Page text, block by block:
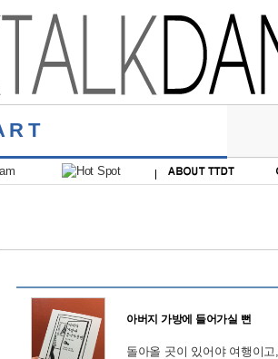
아버지 가방에 들어가실 뻔
돌아올 곳이 있어야 여행이